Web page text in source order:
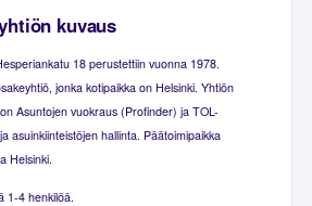
kuvaus
18 perustettiin vuonna 1978.
jonka kotipaikka on Helsinki. Yhtiön
Asuntojen vuokraus (Profinder) ja TOL-
asuinkiinteistöjen hallinta. Päätoimipaikka
Helsinki.
1-4 henkilöä.